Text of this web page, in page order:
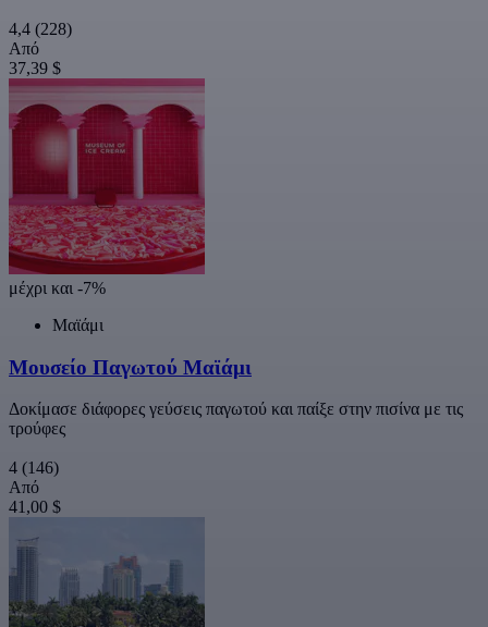
4,4 (228)
Από
37,39 $
μέχρι και -7%
Μαϊάμι
Μουσείο Παγωτού Μαϊάμι
Δοκίμασε διάφορες γεύσεις παγωτού και παίξε στην πισίνα με τις
τρούφες
4 (146)
Από
41,00 $